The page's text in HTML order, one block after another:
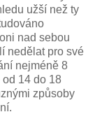
užší než ty
nad sebou
nedělat pro své
nejméně 8
14 do 18
způsoby